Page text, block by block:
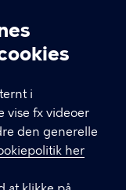
i
vise fx videoer
den generelle
her
S